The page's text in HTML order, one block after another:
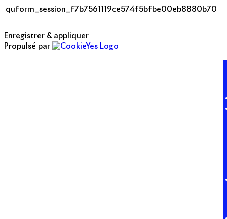
quform_session_f7b7561119ce574f5bfbe00eb8880b70
Enregistrer & appliquer
Propulsé par